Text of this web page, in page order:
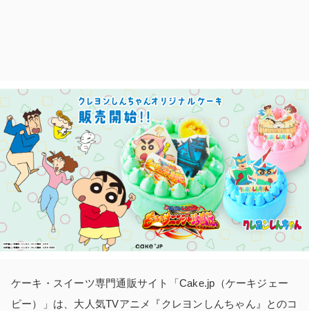
ケーキ・スイーツ専門通販サイト「Cake.jp（ケーキジェー
ピー）」は、大人気TVアニメ『クレヨンしんちゃん』とのコ